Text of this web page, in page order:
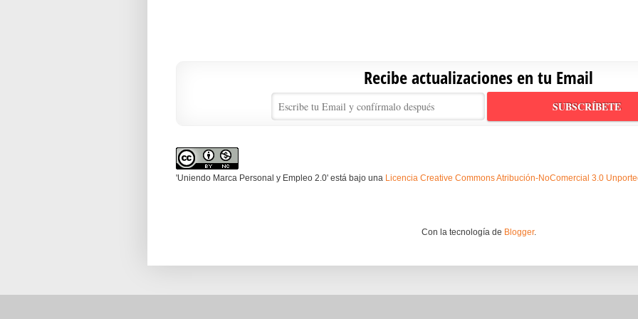
Recibe actualizaciones en tu Email
'Uniendo Marca Personal y Empleo 2.0' está bajo una Licencia Creative Commons Atribución-NoComercial 3.0
Con la tecnología de Blogger.